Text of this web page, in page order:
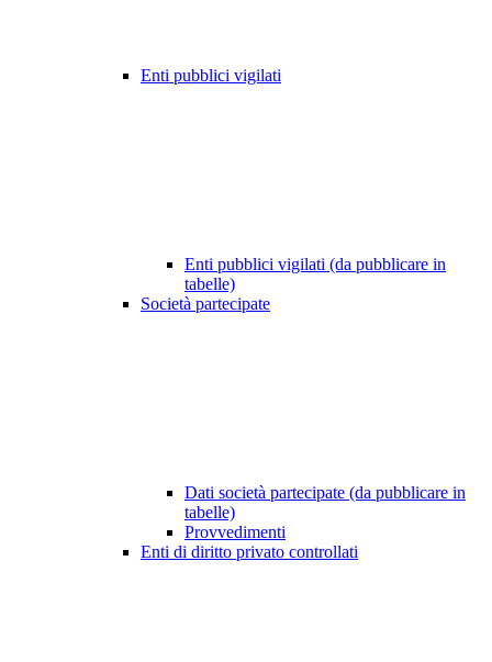
Enti pubblici vigilati
Enti pubblici vigilati (da pubblicare in
tabelle)
Società partecipate
Dati società partecipate (da pubblicare in
tabelle)
Provvedimenti
Enti di diritto privato controllati